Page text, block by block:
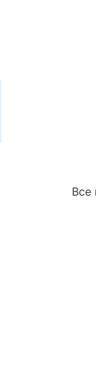
Все